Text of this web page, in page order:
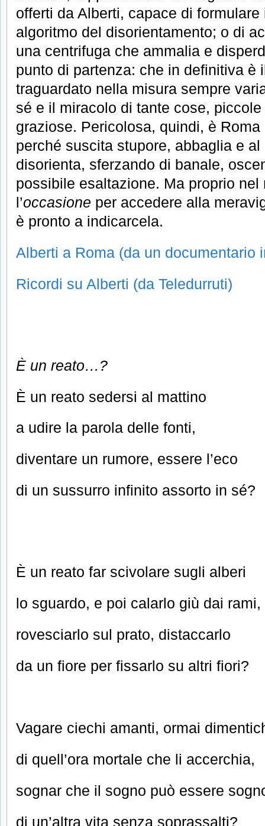
offerti da Alberti, capace di
algoritmo del disorientamento; o di
una centrifuga che ammalia e
punto di partenza: che in definitiva è
traguardato nella misura sempre
sé e il miracolo di tante cose,
graziose. Pericolosa, quindi, è
perché suscita stupore, abbaglia e
disorienta, sferzando di banale,
possibile esaltazione. Ma proprio nel
l’occasione per accedere alla
è pronto a indicarcela.
Alberti a Roma (da un documentario
Ricordi su Alberti (da Teledurruti)
È un reato…?
È un reato sedersi al mattino
a udire la parola delle fonti,
diventare un rumore, essere l’eco
di un sussurro infinito assorto in sé?
È un reato far scivolare sugli alberi
lo sguardo, e poi calarlo giù dai rami,
rovesciarlo sul prato, distaccarlo
da un fiore per fissarlo su altri fiori?
Vagare ciechi amanti, ormai
di quell’ora mortale che li accerchia,
sognar che il sogno può essere
di un’altra vita senza soprassalti?